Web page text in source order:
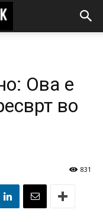
Ова е
во
831